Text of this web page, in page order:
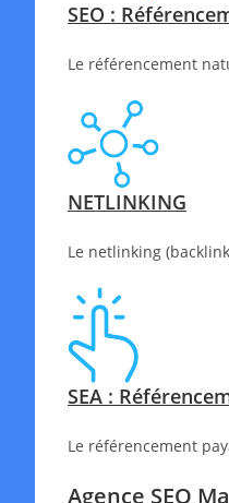
SEO :
Le référencement
NETLINKING
Le netlinking
SEA :
Le référencement
Agence SEO